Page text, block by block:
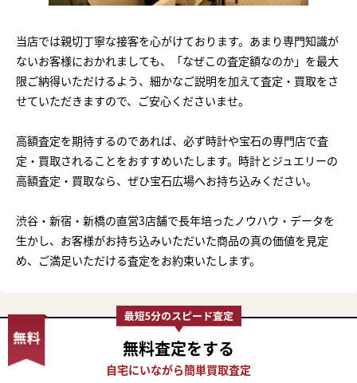
当店では親切丁寧な接客を心がけております。あまり専門知識が
ないお客様におかれましても、「なぜこの査定額なのか」を最大
限ご納得いただけるよう、細かなご説明を加えて査定・買取をさ
せていただきますので、ご安心くださいませ。
高額査定を期待するのであれば、必ず時計や宝石の専門店で査
定・買取されることをおすすめいたします。時計とジュエリーの
高額査定・買取なら、ぜひ宝石広場へお持ち込みください。
渋谷・新宿・新橋の直営3店舗で長年培ったノウハウ・データを
生かし、お客様がお持ち込みいただいた商品の真の価値を見定
め、ご満足いただける査定をお約束いたします。
無料査定をする